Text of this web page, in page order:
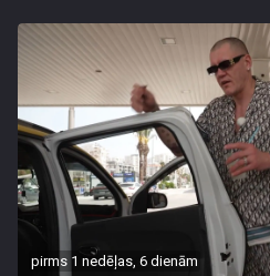
pirms 1 nedēļas, 6 dienām